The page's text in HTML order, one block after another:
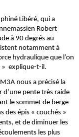
Libéré, qui a
Robert
à 90 degrés au
notamment à
hydraulique que l’on
» explique-t-il.
nous a précisé la
d’une pente très raide
le sommet de berge
des épis « couchés »
et de diminuer les
les plus